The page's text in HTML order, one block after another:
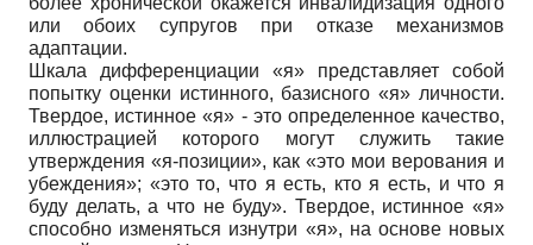
или обоих супругов при отказе механизмов
адаптации.
Шкала дифференциации «я» представляет собой
попытку оценки истинного, базисного «я» личности.
Твердое, истинное «я» - это определенное качество,
иллюстрацией которого могут служить такие
утверждения «я-позиции», как «это мои верования и
убеждения»; «это то, что я есть, кто я есть, и что я
буду делать, а что не буду». Твердое, истинное «я»
способно изменяться изнутри «я», на основе новых